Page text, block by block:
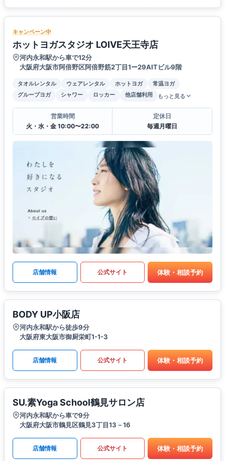
キャンペーン中
ホットヨガスタジオ LOIVE天王寺店
河内永和駅から車で12分
大阪府大阪市阿倍野区阿倍野筋2丁目1ー29AITビル9階
タオルレンタル ウェアレンタル ホットヨガ
常温ヨガ
グループヨガ
シャワー ロッカー 他店舗利用 もっと見る
営業時間
火・水・金 10:00〜22:00
定休日
毎週月曜日
店舗情報 公式サイト 体験・相談予約
BODY UP小阪店
河内永和駅から徒歩9分
大阪府東大阪市御厨栄町1-1-3
店舗情報 公式サイト 体験・相談予約
SU.素Yoga School鶴見サロン店
河内永和駅から車で9分
大阪府大阪市鶴見区鶴見3丁目13－16
店舗情報 公式サイト 体験・相談予約